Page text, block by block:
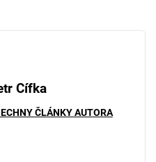
Cífka
ČLÁNKY AUTORA